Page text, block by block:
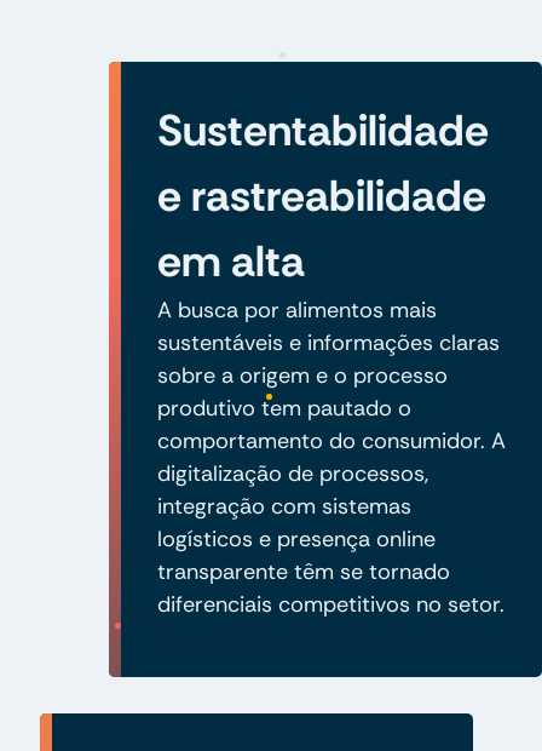
Sustentabilidade
e rastreabilidade
em alta
A busca por alimentos mais
sustentáveis e informações claras
sobre a origem e o processo
produtivo tem pautado o
comportamento do consumidor. A
digitalização de processos,
integração com sistemas
logísticos e presença online
transparente têm se tornado
diferenciais competitivos no setor.